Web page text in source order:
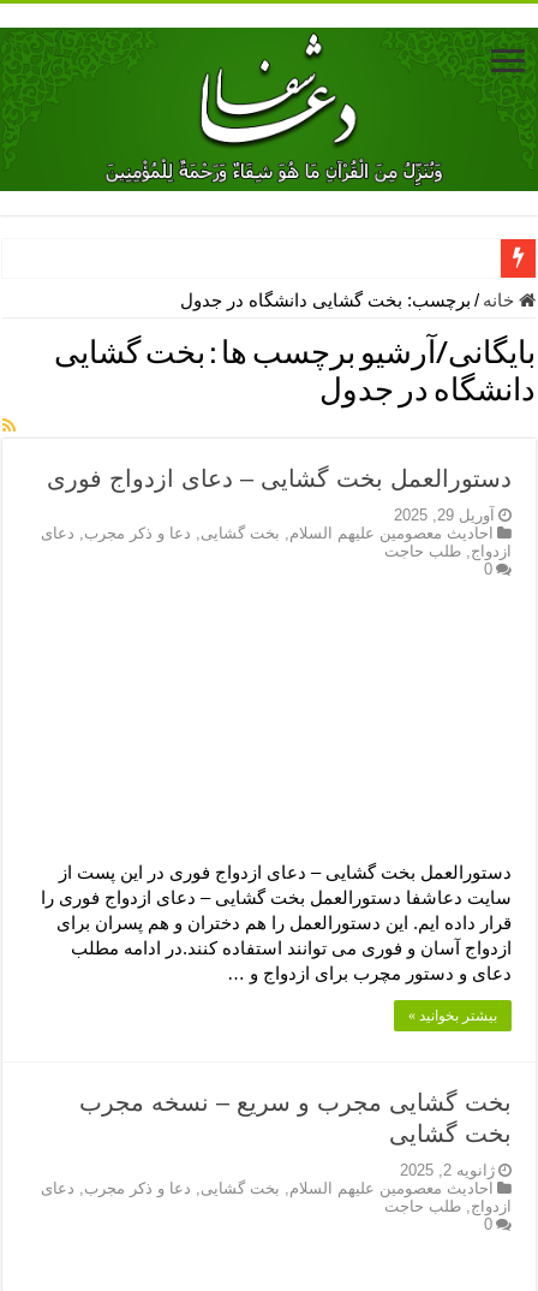
دعای جلب محبت فوری معشوق – دعای جلب محبت شوهر
دعای مشکل گشا برای رفع فقر – ذکرهای روزی‌ بخش
معجزات دعای یا من اظهر الجمیل – دعای یا من اظهر الجمیل برای
مهم ترین اذکار الهی و فضیلت آن ها – ذکر مخصوص مستجاب الدعوه
دعا برای ترس بچه ها در خواب – دعای ترس و بی خوابی کودکان
نماز حاجت برای کار گشایی- دعای رفع مشکلات و طلب حاجت
دعای رفع فقر و طلب رزق و روزی – آیه‌ جلب ثروت و برکت مال
خانه / برچسب: بخت گشایی دانشگاه در جدول
بایگانی/آرشیو برچسب ها : بخت گشایی
دانشگاه در جدول
دستورالعمل بخت گشایی – دعای ازدواج فوری
آوریل 29, 2025
احادیث معصومین علیهم السلام
بخت گشایی دعا و ذکر مجرب
دعای
ازدواج ,طلب حاجت
0
دستورالعمل بخت گشایی – دعای ازدواج فوری در این پست از
سایت دعاشفا دستورالعمل بخت گشایی – دعای ازدواج فوری را
قرار داده ایم. این دستورالعمل را هم دختران و هم پسران برای
ازدواج آسان و فوری می توانند استفاده کنند.در ادامه مطلب
دعای و دستور مچرب برای ازدواج و …
بیشتر بخوانید »
بخت گشایی مجرب و سریع – نسخه مجرب
بخت گشایی
ژانویه 2, 2025
احادیث معصومین علیهم السلام, بخت گشایی, دعا و ذکر مجرب, دعای
ازدواج,طلب حاجت
0